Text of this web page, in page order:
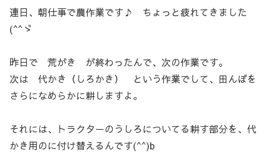
連日、朝仕事で農作業です♪ ちょっと疲れてきました
(^^ゞ
昨日で 荒がき が終わったんで、次の作業です。
次は 代かき（しろかき） という作業でして、田んぼを
さらになめらかに耕しますよ。
それには、トラクターのうしろについてる耕す部分を、代
かき用のに付け替えるんです(^^)b